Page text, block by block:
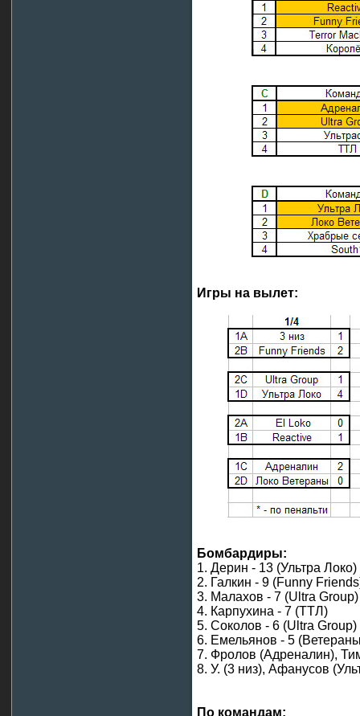
Игры на вылет:
Бомбардиры:
1. Дерин - 13 (Ультра Локо)
2. Галкин - 9 (Funny
3. Малахов - 7 (Ultra Group)
4. Карпухина - 7 (ТТЛ)
5. Соколов - 6 (Ultra Group)
6. Емельянов - 5
7. Фролов (Адреналин),
8. У. (3 низ), Афанусов
По командам: